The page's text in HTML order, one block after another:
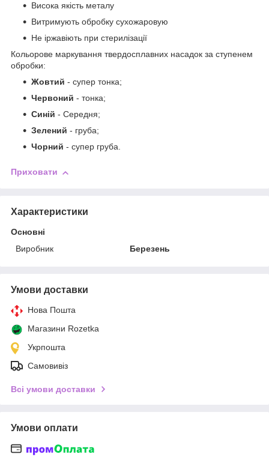
Висока якість металу
Витримують обробку сухожаровую
Не іржавіють при стерилізації
Кольорове маркування твердосплавних насадок за ступенем
обробки:
Жовтий - супер тонка;
Червоний - тонка;
Синій - Середня;
Зелений - груба;
Чорний - супер груба.
Приховати
Характеристики
Основні
Виробник
Березень
Умови доставки
Нова Пошта
Магазини Rozetka
Укрпошта
Самовивіз
Всі умови доставки
Умови оплати